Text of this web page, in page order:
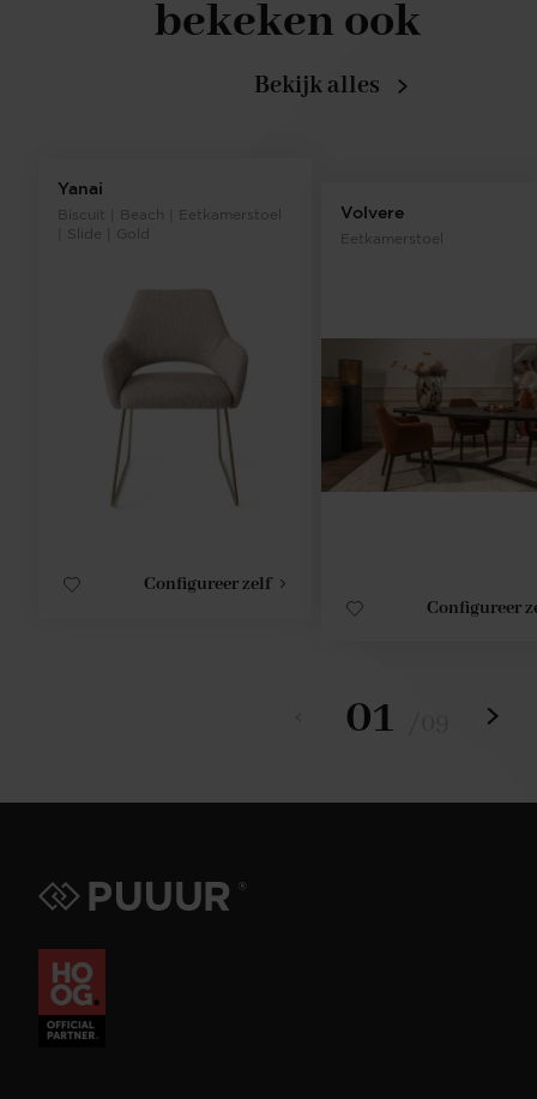
Yanai
Biscuit | Beach | Eetkamerstoel
| Slide | Gold
Configureer zelf
Volvere
Eetkamerstoel
Configureer
bekeken ook
Bekijk alles
01